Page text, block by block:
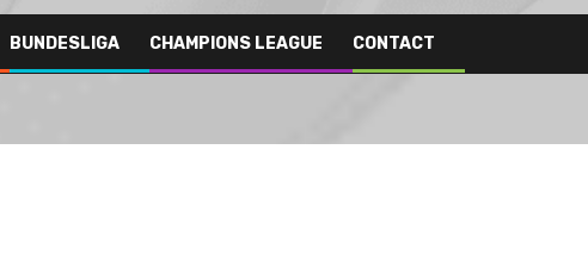
BUNDESLIGA CHAMPIONS LEAGUE CONTACT